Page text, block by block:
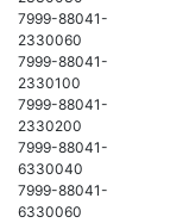
7999-88041-
2330060
7999-88041-
2330100
7999-88041-
2330200
7999-88041-
6330040
7999-88041-
6330060